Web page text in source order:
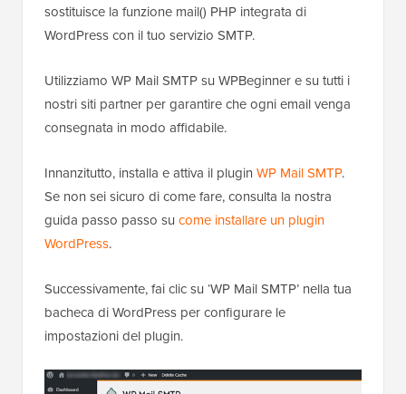
sostituisce la funzione mail() PHP integrata di
WordPress con il tuo servizio SMTP.
Utilizziamo WP Mail SMTP su WPBeginner e su tutti i
nostri siti partner per garantire che ogni email venga
consegnata in modo affidabile.
Innanzitutto, installa e attiva il plugin WP Mail SMTP.
Se non sei sicuro di come fare, consulta la nostra
guida passo passo su come installare un plugin
WordPress.
Successivamente, fai clic su ‘WP Mail SMTP’ nella tua
bacheca di WordPress per configurare le
impostazioni del plugin.